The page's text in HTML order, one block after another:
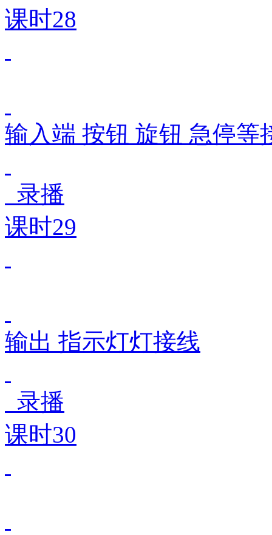
课时28
输入端 按钮 旋钮 急停等
录播
课时29
输出 指示灯灯接线
录播
课时30